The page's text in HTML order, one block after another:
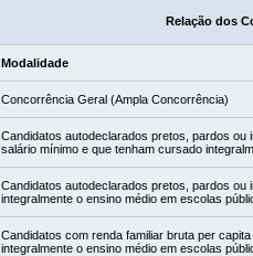
Relação dos
Modalidade
Concorrência Geral (Ampla Concorrência)
Candidatos autodeclarados pretos, pardos ou
salário mínimo e que tenham cursado
Candidatos autodeclarados pretos, pardos ou
integralmente o ensino médio em escolas
Candidatos com renda familiar bruta per
integralmente o ensino médio em escolas